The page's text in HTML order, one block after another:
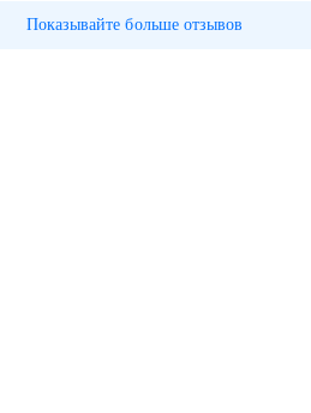
Показывайте больше отзывов